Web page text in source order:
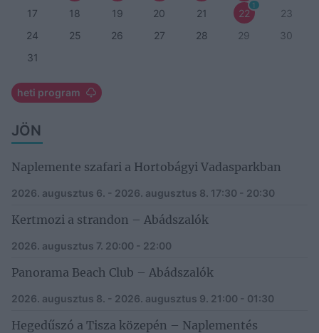
17
18 19 20 21 22
1
23
24
25 26 27 28 29
30
31
heti program
JÖN
Naplemente szafari a Hortobágyi Vadasparkban
2026. augusztus 6. - 2026. augusztus 8. 17:30 - 20:30
Kertmozi a strandon – Abádszalók
2026. augusztus 7. 20:00 - 22:00
Panorama Beach Club – Abádszalók
2026. augusztus 8. - 2026. augusztus 9. 21:00 - 01:30
Hegedűszó a Tisza közepén – Naplementés